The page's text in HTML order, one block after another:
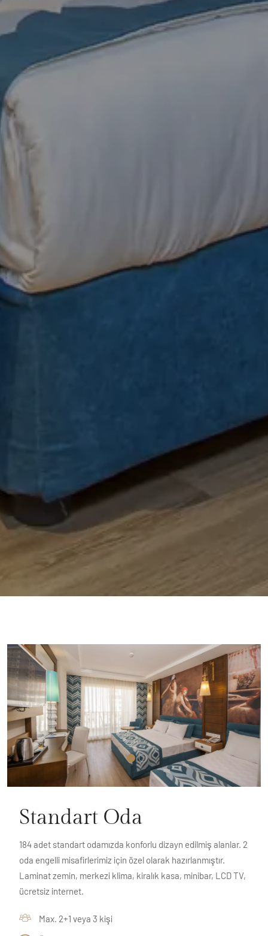
Standart Oda
184 adet standart odamızda konforlu dizayn edilmiş alanlar. 2
oda engelli misafirlerimiz için özel olarak hazırlanmıştır.
Laminat zemin, merkezi klima, kiralık kasa, minibar, LCD TV,
ücretsiz internet.
Max. 2+1 veya 3 kişi